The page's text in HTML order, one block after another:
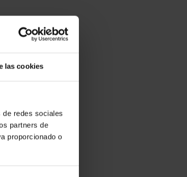
las cookies
redes sociales
partners de
proporcionado o